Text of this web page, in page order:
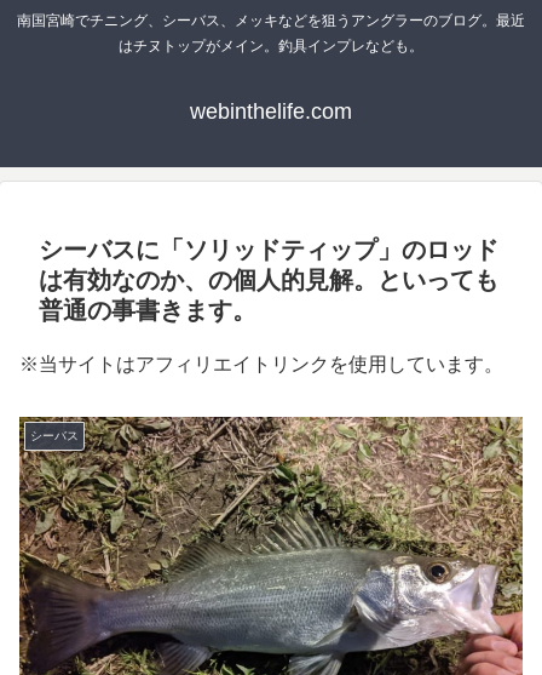
南国宮崎でチニング、シーバス、メッキなどを狙うアングラーのブログ。最近
はチヌトップがメイン。釣具インプレなども。
webinthelife.com
シーバスに「ソリッドティップ」のロッド
は有効なのか、の個人的見解。といっても
普通の事書きます。
※当サイトはアフィリエイトリンクを使用しています。
シーバス